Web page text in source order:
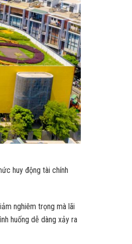
huy động tài chính
nghiêm trọng mà lãi
huống dễ dàng xảy ra